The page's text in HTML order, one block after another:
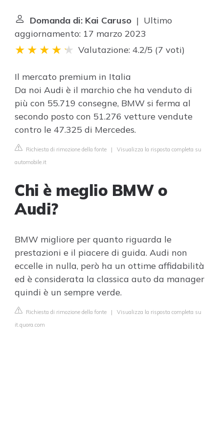
Domanda di: Kai Caruso | Ultimo
aggiornamento: 17 marzo 2023
Valutazione: 4.2/5 (7 voti)
Il mercato premium in Italia
Da noi Audi è il marchio che ha venduto di
più con 55.719 consegne, BMW si ferma al
secondo posto con 51.276 vetture vendute
contro le 47.325 di Mercedes.
Richiesta di rimozione della fonte | Visualizza la risposta completa su
automobile.it
Chi è meglio BMW o
Audi?
BMW migliore per quanto riguarda le
prestazioni e il piacere di guida. Audi non
eccelle in nulla, però ha un ottime affidabilità
ed è considerata la classica auto da manager
quindi è un sempre verde.
Richiesta di rimozione della fonte | Visualizza la risposta completa su
it.quora.com